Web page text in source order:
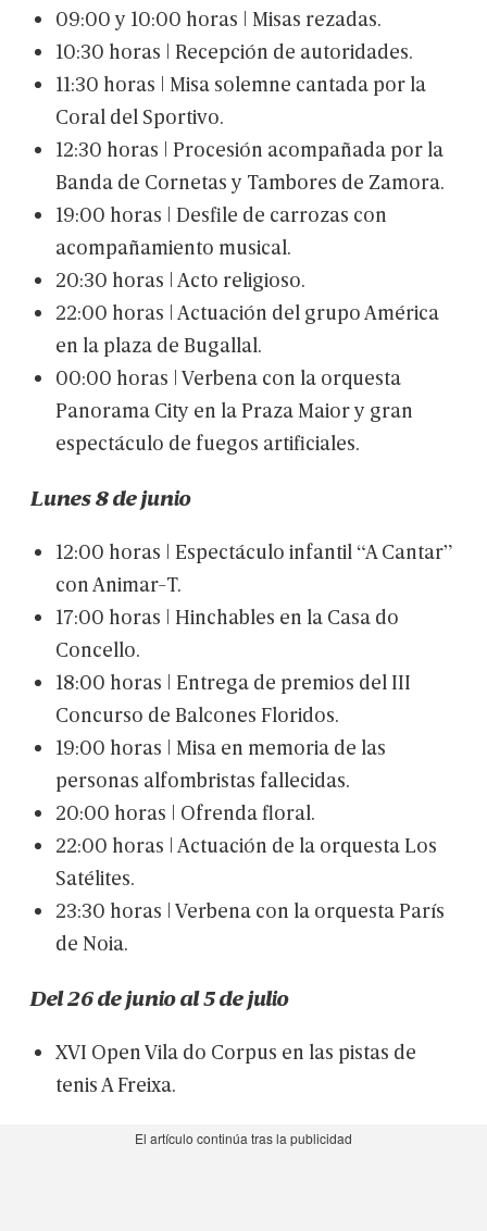
09:00 y 10:00 horas | Misas rezadas.
10:30 horas | Recepción de autoridades.
11:30 horas | Misasolemne cantadaporla
Coral del Sportivo.
12:30 horas | Procesión acompañadaporla
Bandade Cornetas y Tambores de Zamora.
19:00 horas | Desfile de carrozas con
acompañamiento musical.
20:30 horas | Acto religioso.
22:00 horas | Actuación del grupo América
en laplazade Bugallal.
00:00 horas | Verbenacon laorquesta
PanoramaCity en laPrazaMaiory gran
espectáculo de fuegos artificiales.
Lunes8dejunio
12:00 horas | Espectáculo infantil “ACantar”
con Animar-T.
17:00 horas | Hinchables en laCasado
Concello.
18:00 horas | Entregade premios del III
Concurso de Balcones Floridos.
19:00 horas | Misaen memoriade las
personas alfombristas fallecidas.
20:00 horas | Ofrendafloral.
22:00 horas | Actuación de laorquestaLos
Satélites.
23:30 horas | Verbenacon laorquestaParís
de Noia.
Del26dejunioal5dejulio
XVI Open Vilado Corpus en las pistas de
tenis AFreixa.